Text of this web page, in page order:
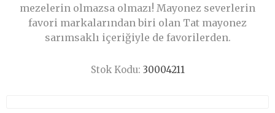
mezelerin olmazsa olmazı! Mayonez severlerin
favori markalarından biri olan Tat mayonez
sarımsaklı içeriğiyle de favorilerden.
Stok Kodu: 30004211